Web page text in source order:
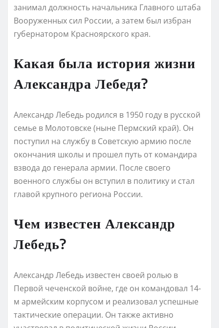
занимал должность начальника Главного штаба
Вооруженных сил России, а затем был избран
губернатором Красноярского края.
Какая была история жизни
Александра Лебедя?
Александр Лебедь родился в 1950 году в русской
семье в Молотовске (ныне Пермский край). Он
поступил на службу в Советскую армию после
окончания школы и прошел путь от командира
взвода до генерала армии. После своего
военного службы он вступил в политику и стал
главой крупного региона России.
Чем известен Александр
Лебедь?
Александр Лебедь известен своей ролью в
Первой чеченской войне, где он командовал 14-
м армейским корпусом и реализовал успешные
тактические операции. Он также активно